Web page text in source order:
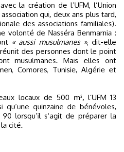
la création de l’UFM, l’Union
qui, deux ans plus tard,
des associations familiales).
volonté de Nasséra Benmarnia :
« aussi musulmanes », dit-elle
réunit des personnes dont le point
musulmanes. Mais elles ont
Comores, Tunisie, Algérie et
locaux de 500 m², l’UFM 13
qu’une quinzaine de bénévoles,
lorsqu’il s’agit de préparer la
cité.